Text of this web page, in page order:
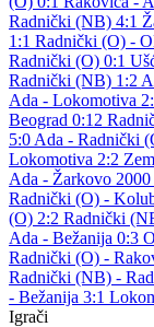
Radnički (NB) 4:1
1:1 Radnički (O) -
Radnički (O) 0:1
Radnički (NB) 1:2
Ada - Lokomotiva
Beograd 0:12
5:0 Ada - Radnički
Lokomotiva 2:2
Ada - Žarkovo 2000
Radnički (O) -
(O) 2:2 Radnički
Ada - Bežanija 0:3
Radnički (O) -
Radnički (NB) -
- Bežanija 3:1
Igrači